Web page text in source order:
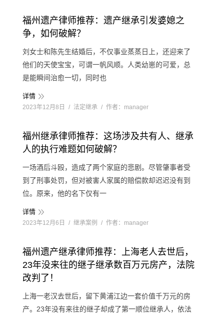
福州遗产律师推荐：遗产继承引发婆媳之
争，如何破解？
刘女士和陈先生结婚后，不仅事业蒸蒸日上，还迎来了
他们的天使宝宝，可谓一帆风顺。人类幼崽的可爱，总
是能瞬间治愈一切，同时也
详情
2023年12月8日 法定继承 作者： manager
福州继承律师推荐：这场涉及共有人、继承
人的执行难题如何破解？
一场酒后斗殴，造成了两个家庭的悲剧。尽管肇事者受
到了刑事处罚，但对被害人家属的赔偿款却迟迟没有到
位。原来，他的名下仅有一
详情
2023年12月6日 继承案例 作者： manager
福州遗产继承律师推荐：上海老人去世后，
23年没来往的继子继承数百万元房产，法院
改判了！
上海一老汉去世后，留下黄浦江边一套价值千万元的房
产。23年没有来往的继子却成了第一顺位继承人，依法